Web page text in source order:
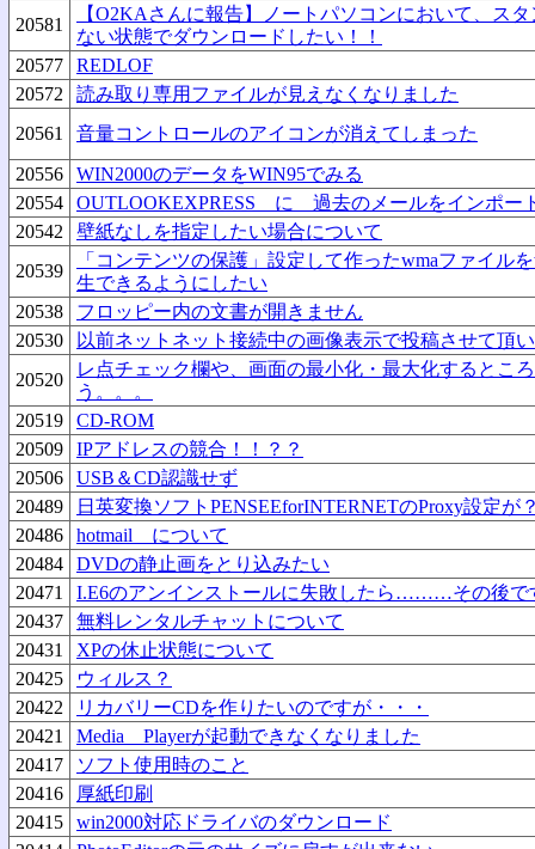
20581
【O2KAさんに報告】ノートパソコンにおいて、ス
ない状態でダウンロードしたい！！
20577
REDLOF
20572
読み取り専用ファイルが見えなくなりました
20561
音量コントロールのアイコンが消えてしまった
20556
WIN2000のデータをWIN95でみる
20554
OUTLOOKEXPRESS に 過去のメールをインポー
20542
壁紙なしを指定したい場合について
20539
「コンテンツの保護」設定して作ったwmaファイル
生できるようにしたい
20538
フロッピー内の文書が開きません
20530
以前ネットネット接続中の画像表示で投稿させて頂
20520
レ点チェック欄や、画面の最小化・最大化するとこ
う。。。
20519
CD-ROM
20509
IPアドレスの競合！！？？
20506
USB＆CD認識せず
20489
日英変換ソフトPENSEEforINTERNETのProxy設定が
20486
hotmail について
20484
DVDの静止画をとり込みたい
20471
I.E6のアンインストールに失敗したら………その後で
20437
無料レンタルチャットについて
20431
XPの休止状態について
20425
ウィルス？
20422
リカバリーCDを作りたいのですが・・・
20421
Media Playerが起動できなくなりました
20417
ソフト使用時のこと
20416
厚紙印刷
20415
win2000対応ドライバのダウンロード